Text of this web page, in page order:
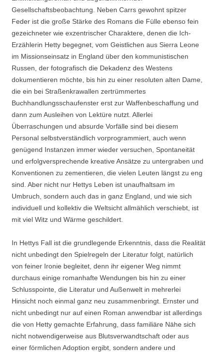
Gesellschaftsbeobachtung. Neben Carrs gewohnt spitzer
Feder ist die große Stärke des Romans die Fülle ebenso fein
gezeichneter wie exzentrischer Charaktere, denen die Ich-
Erzählerin Hetty begegnet, vom Geistlichen aus Sierra Leone
im Missionseinsatz in England über den kommunistischen
Russen, der fotografisch die Dekadenz des Westens
dokumentieren möchte, bis hin zu einer resoluten alten Dame,
die ein bei Straßenkrawallen zertrümmertes
Buchhandlungsschaufenster erst zur Waffenbeschaffung und
dann zum Ausleihen von Lektüre nutzt. Allerlei
Überraschungen und absurde Vorfälle sind bei diesem
Personal selbstverständlich vorprogrammiert, auch wenn
genügend Instanzen immer wieder versuchen, Spontaneität
und erfolgversprechende kreative Ansätze zu untergraben und
Konventionen zu zementieren, die vielen Leuten längst zu eng
sind. Aber nicht nur Hettys Leben ist unaufhaltsam im
Umbruch, sondern auch das in ganz England, und wie sich
individuell und kollektiv die Weltsicht allmählich verschiebt, ist
mit viel Witz und Wärme geschildert.
In Hettys Fall ist die grundlegende Erkenntnis, dass die Realität
nicht unbedingt den Spielregeln der Literatur folgt, natürlich
von feiner Ironie begleitet, denn ihr eigener Weg nimmt
durchaus einige romanhafte Wendungen bis hin zu einer
Schlusspointe, die Literatur und Außenwelt in mehrerlei
Hinsicht noch einmal ganz neu zusammenbringt. Ernster und
nicht unbedingt nur auf einen Roman anwendbar ist allerdings
die von Hetty gemachte Erfahrung, dass familiäre Nähe sich
nicht notwendigerweise aus Blutsverwandtschaft oder aus
einer förmlichen Adoption ergibt, sondern andere und